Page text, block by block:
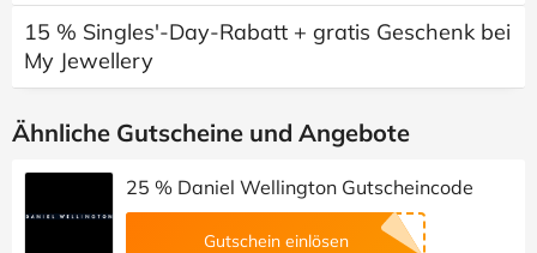
15 % Singles'-Day-Rabatt + gratis Geschenk bei
My Jewellery
Ähnliche Gutscheine und Angebote
25 % Daniel Wellington Gutscheincode
Gutschein einlösen